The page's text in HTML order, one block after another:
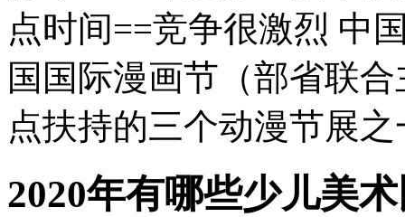
点时间==竞争很激烈 中
国国际漫画节（部省联
点扶持的三个动漫节展
2020年有哪些少儿美